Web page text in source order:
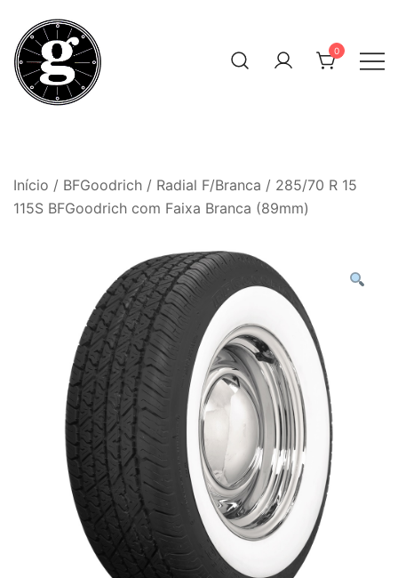
content
0
Início / BFGoodrich / Radial F/Branca / 285/70 R 15
115S BFGoodrich com Faixa Branca (89mm)